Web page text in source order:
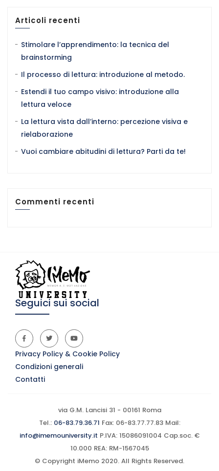
Articoli recenti
Stimolare l’apprendimento: la tecnica del
brainstorming
Il processo di lettura: introduzione al metodo.
Estendi il tuo campo visivo: introduzione alla
lettura veloce
La lettura vista dall’interno: percezione visiva e
rielaborazione
Vuoi cambiare abitudini di lettura? Parti da te!
Commenti recenti
Seguici sui social
Privacy Policy & Cookie Policy
Condizioni generali
Contatti
via G.M. Lancisi 31 - 00161 Roma
Tel.:06-83.79.36.71 Fax: 06-83.77.77.83 Mail:
info@imemouniversity.it P.IVA: 15086091004 Cap.soc. €
10.000 REA: RM-1567045
© Copyright iMemo 2020. All Rights Reserved.